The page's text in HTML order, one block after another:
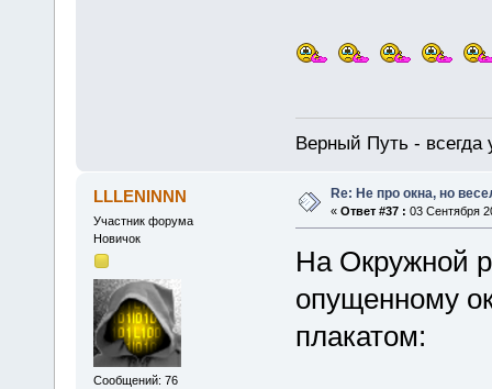
Верный Путь - всегда
LLLENINNN
Участник форума
Новичок
Сообщений: 76
Re: Не про окна, но
« Ответ #37 : 03 Сентября
На Окружной
опущенному
плакатом: